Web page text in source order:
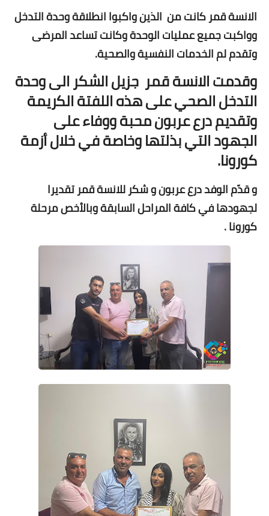
الانسة قمر كانت من الذين واكبوا انطلاقة وحدة التدخل
وواكبت جميع عمليات الوحدة وكانت تساعد المرضى
وتقدم لم الخدمات النفسية والصحية.
وقدمت الانسة قمر جزيل الشكر الى وحدة
التدخل الصحي على هذه اللفتة الكريمة
وتقديم درع عربون محبة ووفاء على
الجهود التي بذلتها وخاصة في خلال أزمة
كورونا.
و قدّم الوفد درع عربون و شكر للانسة قمر تقديرا
لجهودها في كافة المراحل السابقة وبالأخص مرحلة
كورونا .